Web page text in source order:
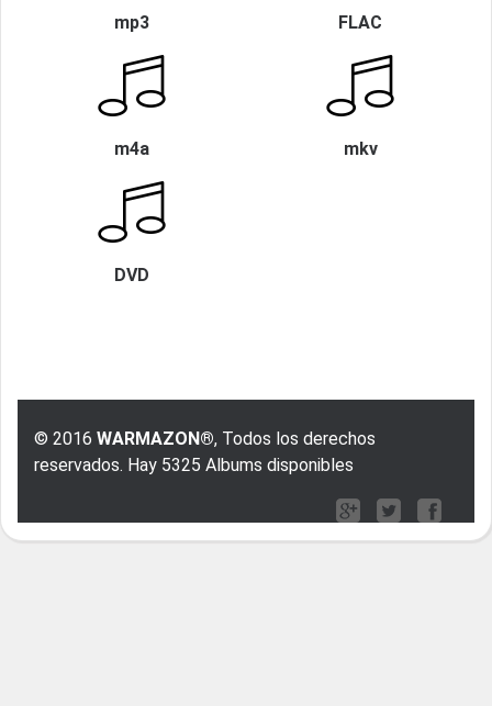
mp3 FLAC
m4a mkv
DVD
© 2016 WARMAZON®, Todos los derechos
reservados. Hay 5325 Albums disponibles